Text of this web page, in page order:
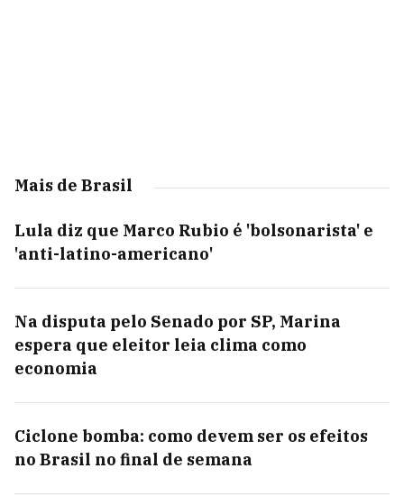
Mais de Brasil
Lula diz que Marco Rubio é 'bolsonarista' e
'anti-latino-americano'
Na disputa pelo Senado por SP, Marina
espera que eleitor leia clima como
economia
Ciclone bomba: como devem ser os efeitos
no Brasil no final de semana